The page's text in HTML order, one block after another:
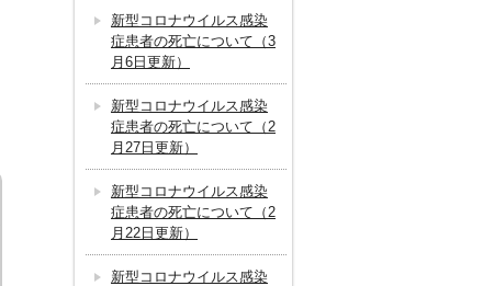
新型コロナウイルス感染
症患者の死亡について（3
月6日更新）
新型コロナウイルス感染
症患者の死亡について（2
月27日更新）
新型コロナウイルス感染
症患者の死亡について（2
月22日更新）
新型コロナウイルス感染